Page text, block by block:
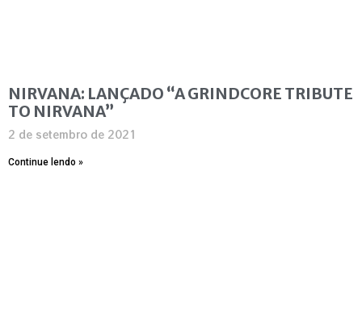
NIRVANA: LANÇADO “A GRINDCORE TRIBUTE
TO NIRVANA”
2 de setembro de 2021
Continue lendo »